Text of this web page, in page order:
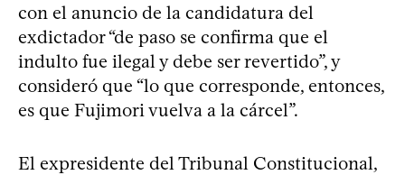
con el anuncio de la candidatura del
exdictador “de paso se confirma que el
indulto fue ilegal y debe ser revertido”, y
consideró que “lo que corresponde, entonces,
es que Fujimori vuelva a la cárcel”.
El expresidente del Tribunal Constitucional,